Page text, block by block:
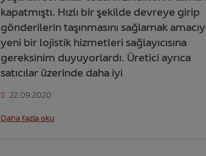
kapatmıştı. Hızlı bir şekilde devreye girip
gönderilerin taşınmasını sağlamak
yeni bir lojistik hizmetleri sağlayıcısına
gereksinim duyuyorlardı. Üretici ayrıca
satıcılar üzerinde daha iyi
22.09.2020
Daha fazla oku